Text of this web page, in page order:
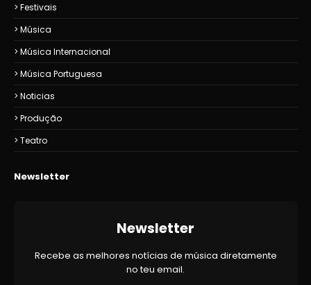
Festivais
Música
Música Internacional
Música Portuguesa
Noticias
Produção
Teatro
Newsletter
Newsletter
Recebe as melhores notícias de música diretamente
no teu email.